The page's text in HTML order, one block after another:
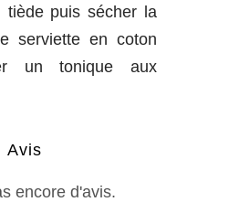
tiède puis sécher la
serviette en coton
un tonique aux
Avis
encore d'avis.